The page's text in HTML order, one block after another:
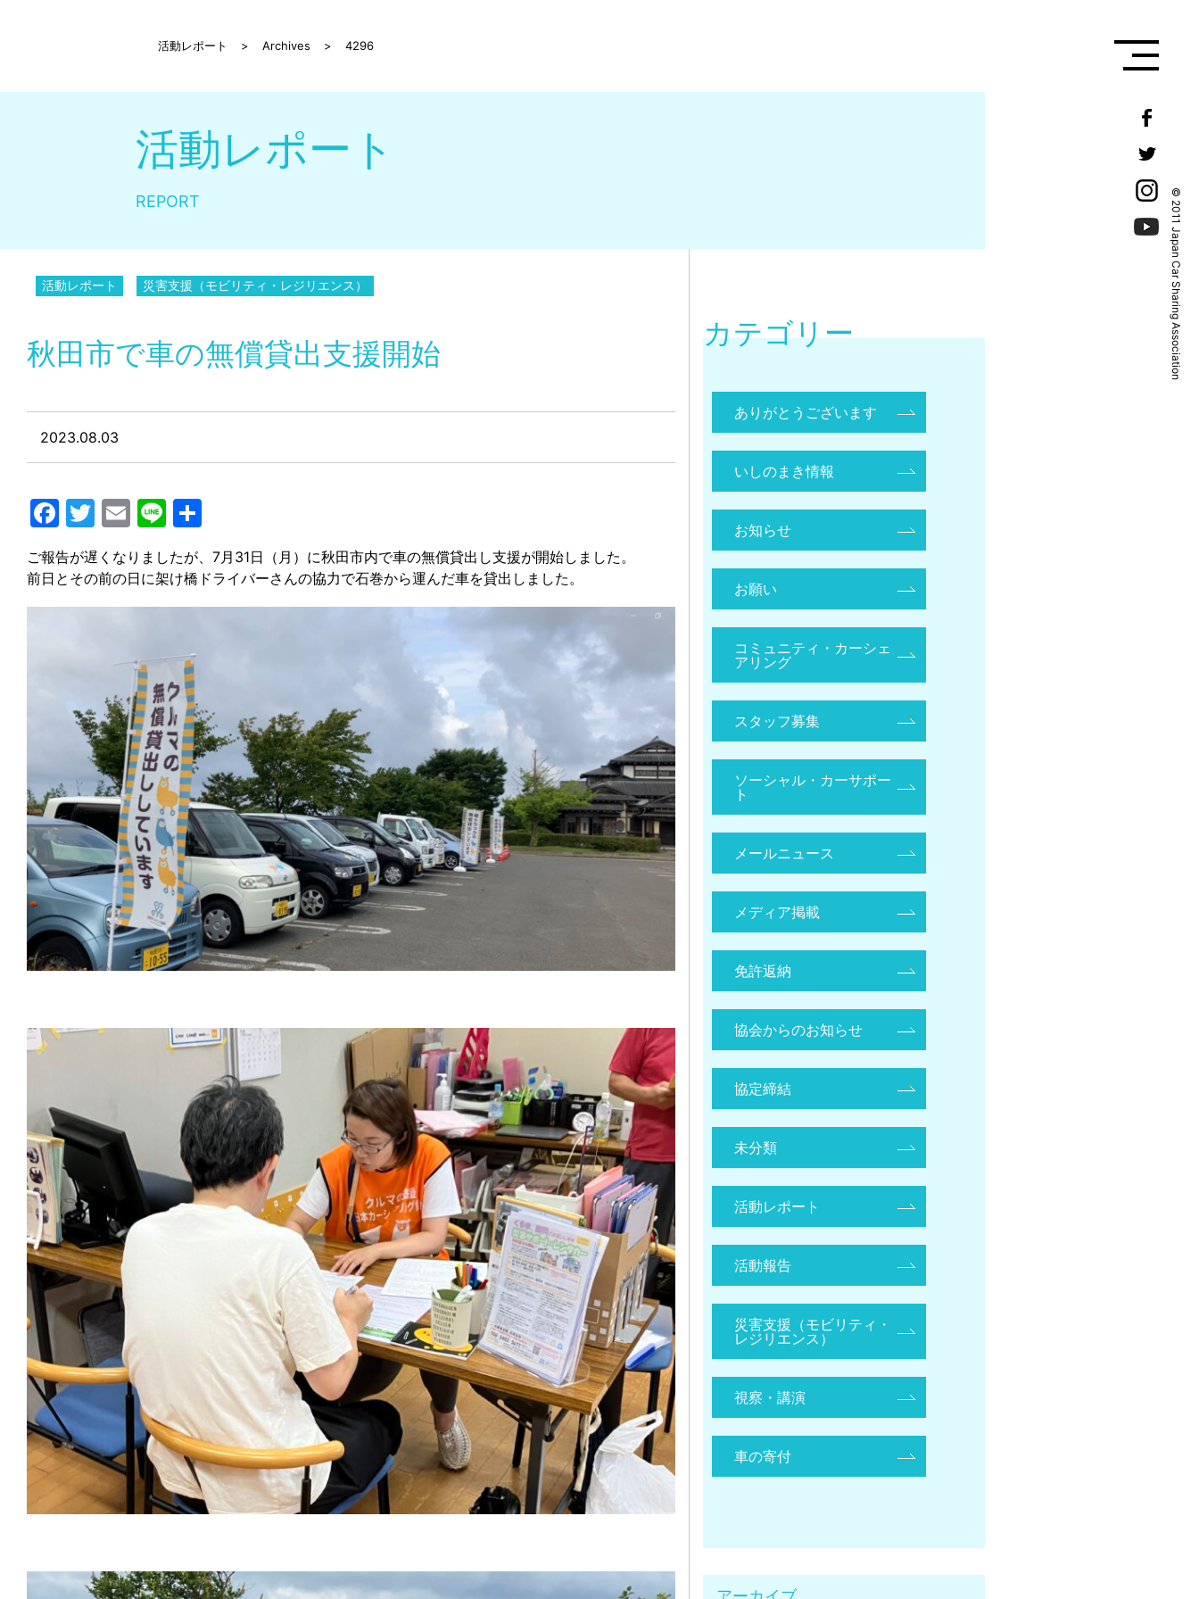
© 2011 Japan Car Sharing Association
活動レポート > Archives > 4296
活動レポート
REPORT
活動レポート 災害支援（モビリティ・レジリエンス）
秋田市で車の無償貸出支援開始
2023.08.03
Facebook
Twitter
Email
Line
有
ご報告が遅くなりましたが、7月31日（月）に秋田市内で車の無償貸出し支援が開始しました。
前日とその前の日に架け橋ドライバーさんの協力で石巻から運んだ車を貸出しました。
カテゴリー
ありがとうございます
いしのまき情報
お知らせ
お願い
コミュニティ・カーシェ
アリング
スタッフ募集
ソーシャル・カーサポー
ト
メールニュース
メディア掲載
免許返納
協会からのお知らせ
協定締結
未分類
活動レポート
活動報告
災害支援（モビリティ・
レジリエンス）
視察・講演
車の寄付